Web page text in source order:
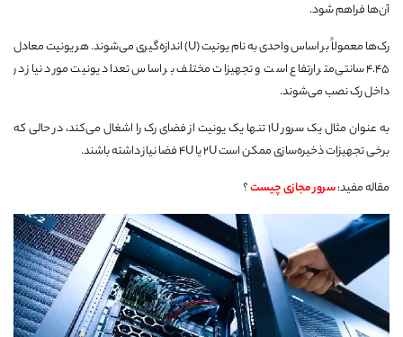
آن‌ها فراهم شود.
رک‌ها معمولاً بر اساس واحدی به نام یونیت (U) اندازه‌گیری می‌شوند. هر یونیت معادل
۴.۴۵ سانتی‌متر ارتفاع است و تجهیزات مختلف بر اساس تعداد یونیت مورد نیاز در
داخل رک نصب می‌شوند.
به عنوان مثال یک سرور 1U تنها یک یونیت از فضای رک را اشغال می‌کند، در حالی که
برخی تجهیزات ذخیره‌سازی ممکن است 2U یا 4U فضا نیاز داشته باشند.
مقاله مفید:سرور مجازی چیست؟